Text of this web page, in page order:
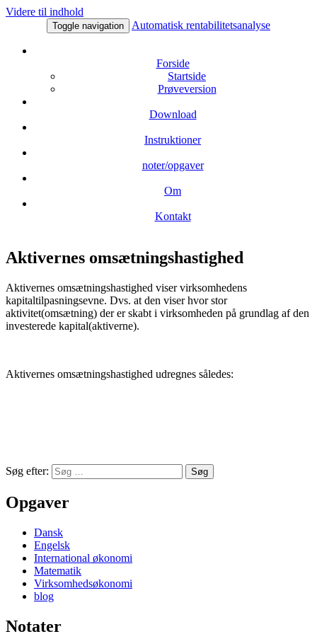
Videre til indhold
Toggle navigation Automatisk rentabilitetsanalyse
Forside
Startside
Prøveversion
Download
Instruktioner
noter/opgaver
Om
Kontakt
Aktivernes omsætningshastighed
Aktivernes omsætningshastighed viser virksomhedens
kapitaltilpasningsevne. Dvs. at den viser hvor stor
aktivitet(omsætning) der er skabt i virksomheden på grundlag af den
investerede kapital(aktiverne).
Aktivernes omsætningshastighed udregnes således:
Søg efter:
Opgaver
Dansk
Engelsk
International økonomi
Matematik
Virksomhedsøkonomi
blog
Notater